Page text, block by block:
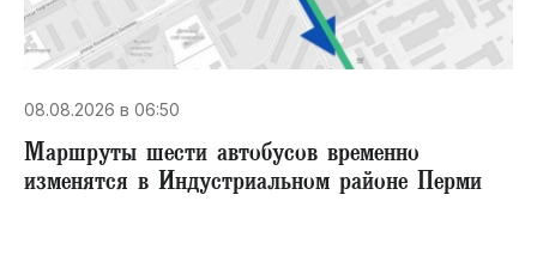
08.08.2026 в 06:50
Маршруты шести автобусов временно
изменятся в Индустриальном районе Перми